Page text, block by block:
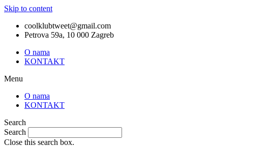
Skip to content
coolklubtweet@gmail.com
Petrova 59a, 10 000 Zagreb
O nama
KONTAKT
Menu
O nama
KONTAKT
Search
Search
Close this search box.